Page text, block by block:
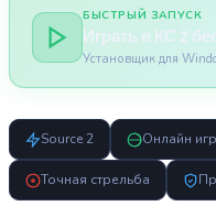
БЫСТРЫЙ ЗАПУСК
Играть в КС 2
Установщик для
Source 2 Онлайн
Точная стрельба